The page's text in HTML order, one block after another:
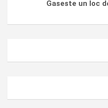
Gaseste un loc